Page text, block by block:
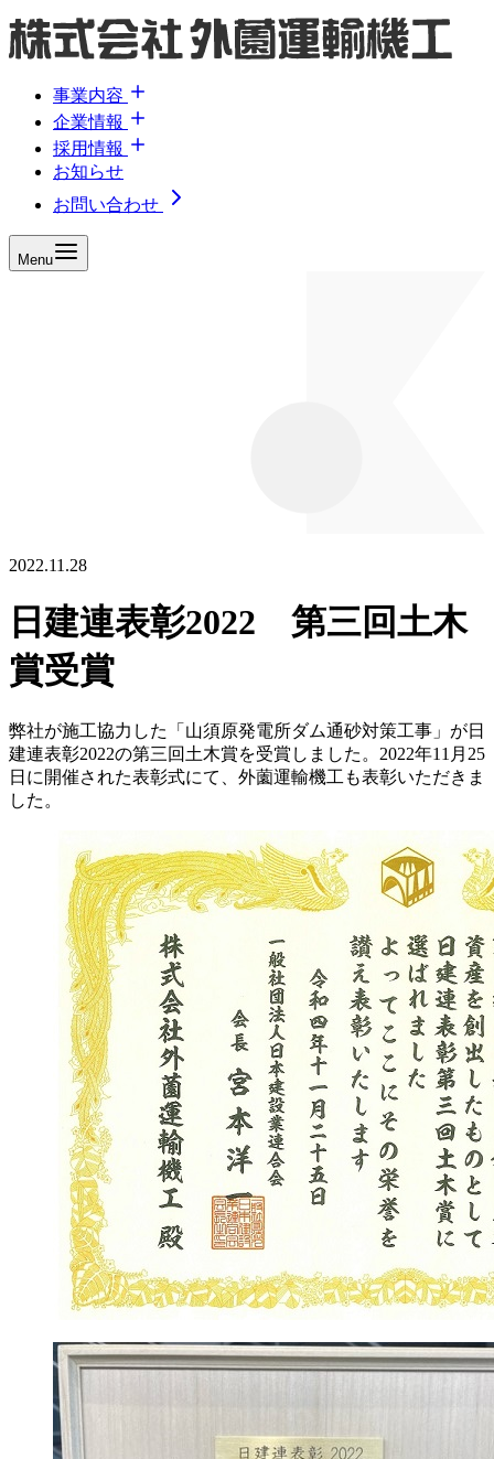
事業内容
企業情報
採用情報
お知らせ
お問い合わせ
Menu
2022.11.28
日建連表彰2022 第三回土木
賞受賞
弊社が施工協力した「山須原発電所ダム通砂対策工事」が日
建連表彰2022の第三回土木賞を受賞しました。2022年11月25
日に開催された表彰式にて、外薗運輸機工も表彰いただきま
した。